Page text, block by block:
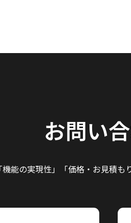
お問い
能の実現性」 「価格・お見積も